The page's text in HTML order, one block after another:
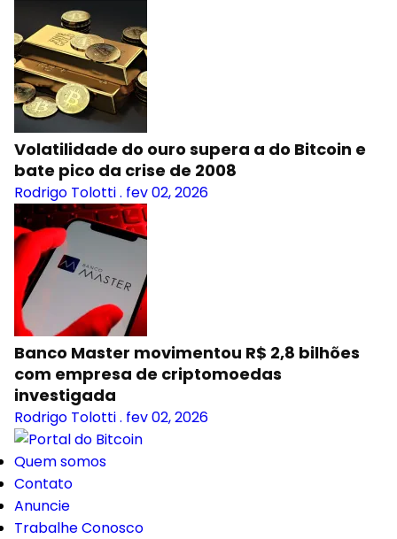
Volatilidade do ouro supera a do Bitcoin e
bate pico da crise de 2008
Rodrigo Tolotti. fev 02, 2026
Banco Master movimentou R$ 2,8 bilhões
com empresa de criptomoedas
investigada
Rodrigo Tolotti. fev 02, 2026
Quem somos
Contato
Anuncie
Trabalhe Conosco